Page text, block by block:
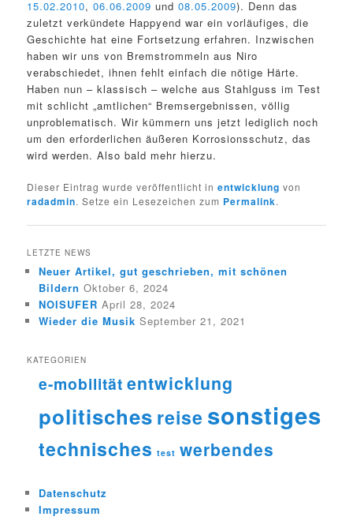
15.02.2010,06.06.2009 und08.05.2009). Denn das
zuletzt verkündete Happyend war ein vorläufiges, die
Geschichte hat eine Fortsetzung erfahren. Inzwischen
haben wir uns von Bremstrommeln aus Niro
verabschiedet, ihnen fehlt einfach die nötige Härte.
Haben nun – klassisch – welche aus Stahlguss im Test
mit schlicht „amtlichen“ Bremsergebnissen, völlig
unproblematisch. Wir kümmern uns jetzt lediglich noch
um den erforderlichen äußeren Korrosionsschutz, das
wird werden. Also bald mehr hierzu.
Dieser Eintrag wurde veröffentlicht inentwicklung von
radadmin. Setze ein Lesezeichen zum Permalink.
LETZTE NEWS
Neuer Artikel, gut geschrieben, mit schönen
Bildern Oktober 6, 2024
NOISUFER April 28, 2024
Wieder die Musik September 21, 2021
KATEGORIEN
e-mobilität entwicklung
politisches reise sonstiges
technisches test werbendes
Datenschutz
Impressum